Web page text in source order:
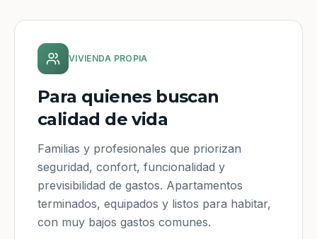
VIVIENDA PROPIA
Para quienes buscan
calidad de vida
Familias y profesionales que priorizan
seguridad, confort, funcionalidad y
previsibilidad de gastos. Apartamentos
terminados, equipados y listos para habitar,
con muy bajos gastos comunes.